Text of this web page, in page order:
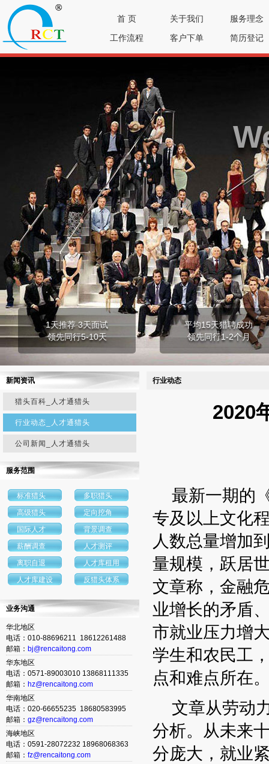
首 页 关于我们
服务理念
工作流程
客户下单 简历登记
1天推荐 3天面试
领先同行5-10天
平均15天猎聘成功
领先同行1-2个月
新闻资讯
猎头百科_人才通猎头
行业动态_人才通猎头
公司新闻_人才通猎头
服务范围
标准猎头
多职猎头
高级猎头
定向挖角
国际人才
背景调查
薪酬调查
人才测评
离职自退
人才库租用
人才库建设
反猎头体系
业务沟通
华北地区
电话：010-88696211 18612261488
邮箱： bj@rencaitong.com
华东地区
电话：0571-89003010 13868111335
邮箱： hz@rencaitong.com
华南地区
电话：020-66655235 18680583995
邮箱： gz@rencaitong.com
海峡地区
电话：0591-28072232 18968068363
邮箱： fz@rencaitong.com
行业动态
2020
最新一期的
专及以上文化
人数总量增加
量规模，跃居
文章称，金融
业增长的矛盾
市就业压力增
学生和农民工
点和难点所在
文章从劳动
分析。从未来
分庞大，就业